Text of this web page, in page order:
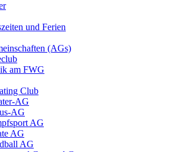
und Ferien
(AGs)
am FWG
Club
AG
AG
AG
AG
AG